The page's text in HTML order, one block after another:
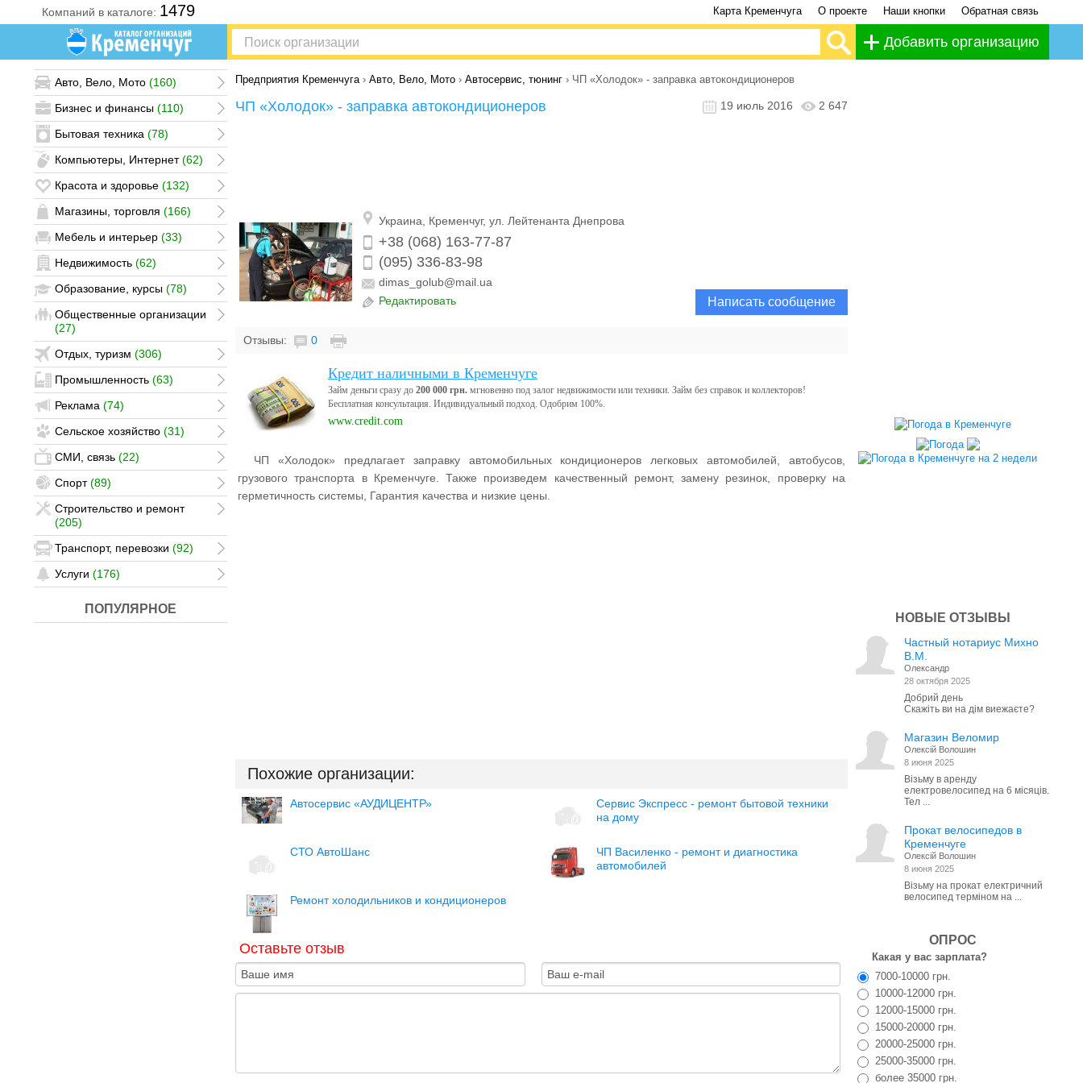
Карта Кременчуга О проекте Наши кнопки Обратная связь
Компаний в каталоге: 1479
Добавить организацию
Предприятия Кременчуга› Авто, Вело, Мото › Автосервис, тюнинг › ЧП «Холодок» - заправка автокондиционеров
19 июль 2016 2 647
ЧП «Холодок» - заправка автокондиционеров
Украина Кременчуг, ул. Лейтенанта Днепрова
+38 (068) 163-77-87
(095) 336-83-98
dimas_golub@mail.ua
Написать сообщение
Редактировать
Отзывы: 0
Кредит наличными в Кременчуге
Займ деньги сразу до 200 000 грн. мгновенно под залог недвижимости или техники. Займ без справок и коллекторов!
Бесплатная консультация. Индивидуальный подход. Одобрим 100%.
www.credit.com
ЧП «Холодок» предлагает заправку автомобильных кондиционеров легковых автомобилей, автобусов,
грузового транспорта в Кременчуге. Также произведем качественный ремонт, замену резинок, проверку на
герметичность системы, Гарантия качества и низкие цены.
Похожие организации:
Автосервис «АУДИЦЕНТР»
Сервис Экспресс - ремонт бытовой техники
на дому
СТО АвтоШанс
ЧП Василенко - ремонт и диагностика
автомобилей
Ремонт холодильников и кондиционеров
Оставьте отзыв
НОВЫЕ ОТЗЫВЫ
Частный нотариус Михно
В.М.
Олександр
28 октября 2025
Добрий день
Скажіть ви на дім виежаєте?
Магазин Веломир
Олексій Волошин
8 июня 2025
Візьму в аренду
електровелосипед на 6 місяців.
Тел ...
Прокат велосипедов в
Кременчуге
Олексій Волошин
8 июня 2025
Візьму на прокат електричний
велосипед терміном на ...
ОПРОС
Какая у вас зарплата?
7000-10000 грн.
10000-12000 грн.
12000-15000 грн.
15000-20000 грн.
20000-25000 грн.
25000-35000 грн.
более 35000 грн.
Нет организаций
Авто, Вело, Мото (160)
Бизнес и финансы (110)
Бытовая техника (78)
Компьютеры, Интернет(62)
Красота и здоровье (132)
Магазины, торговля (166)
Мебель и интерьер (33)
Недвижимость (62)
Образование, курсы (78)
Общественные организации
(27)
Отдых, туризм (306)
Промышленность (63)
Реклама (74)
Сельское хозяйство (31)
СМИ, связь (22)
Спорт(89)
Строительство и ремонт
(205)
Транспорт, перевозки (92)
Услуги (176)
ПОПУЛЯРНОЕ